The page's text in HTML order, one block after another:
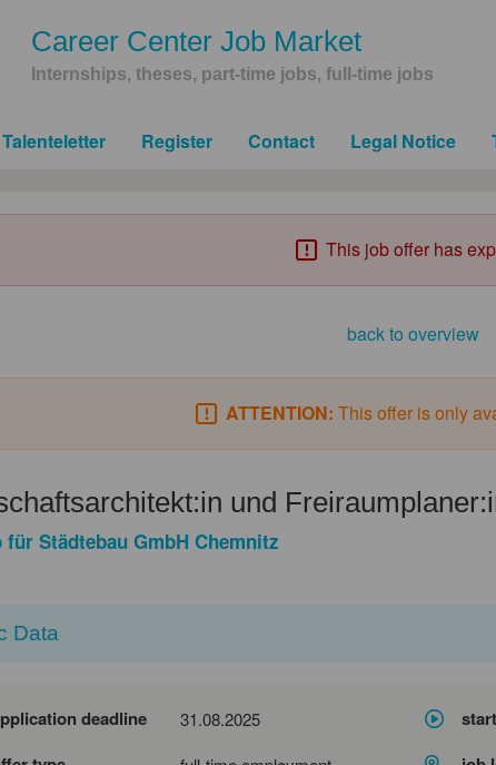
Career Center Job Market
Internships, theses, part-time jobs, full-time jobs
Talenteletter Register Contact Legal Notice
This job offer has
back to overview
ATTENTION: This offer is only
und
für Städtebau GmbH Chemnitz
Data
deadline 31.08.2025